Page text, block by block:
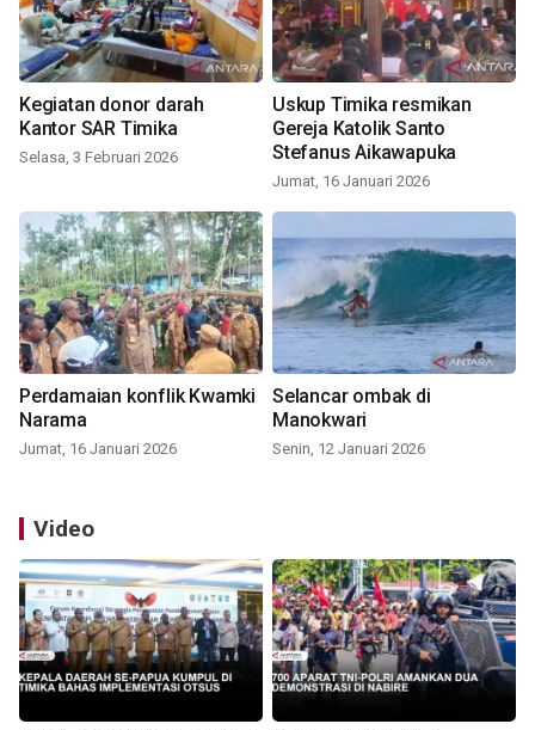
Kegiatan donor darah
Kantor SAR Timika
Selasa, 3 Februari 2026
Uskup Timika resmikan
Gereja Katolik Santo
Stefanus Aikawapuka
Jumat, 16 Januari 2026
Perdamaian konflik Kwamki
Narama
Jumat, 16 Januari 2026
Selancar ombak di
Manokwari
Senin, 12 Januari 2026
Video